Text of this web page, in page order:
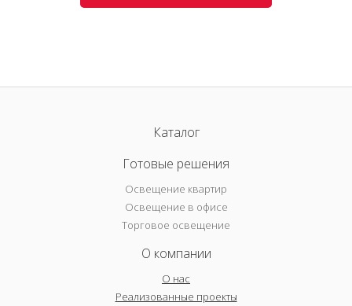
Каталог
Готовые решения
Освещение квартир
Освещение в офисе
Торговое освещение
О компании
О нас
Реализованные проекты